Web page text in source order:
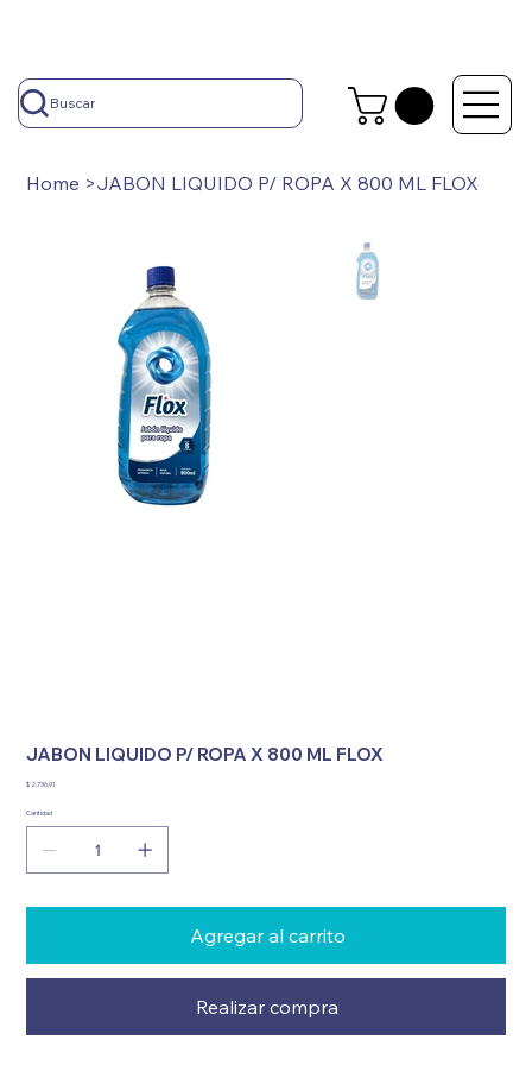
Buscar
Home >JABON LIQUIDO P/ ROPA X 800 ML FLOX
JABON LIQUIDO P/ ROPA X 800 ML FLOX
Precio
$ 2.736,91
Cantidad
Agregar al carrito
Realizar compra